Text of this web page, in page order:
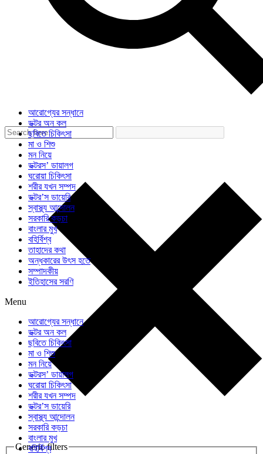
Generic filters
আরোগ্যের সন্ধানে
ডক্টর অন কল
ছবিতে চিকিৎসা
মা ও শিশু
মন নিয়ে
ডক্টরস’ ডায়ালগ
ঘরোয়া চিকিৎসা
শরীর যখন সম্পদ
ডক্টর’স ডায়েরি
স্বাস্থ্য আন্দোলন
সরকারি কড়চা
বাংলার মুখ
বহির্বিশ্ব
তাহাদের কথা
অন্ধকারের উৎস হতে
সম্পাদকীয়
ইতিহাসের সরণি
Menu
আরোগ্যের সন্ধানে
ডক্টর অন কল
ছবিতে চিকিৎসা
মা ও শিশু
মন নিয়ে
ডক্টরস’ ডায়ালগ
ঘরোয়া চিকিৎসা
শরীর যখন সম্পদ
ডক্টর’স ডায়েরি
স্বাস্থ্য আন্দোলন
সরকারি কড়চা
বাংলার মুখ
বহির্বিশ্ব